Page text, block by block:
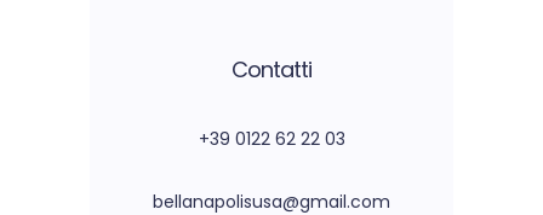
Contatti
+39 0122 62 22 03
bellanapolisusa@gmail.com